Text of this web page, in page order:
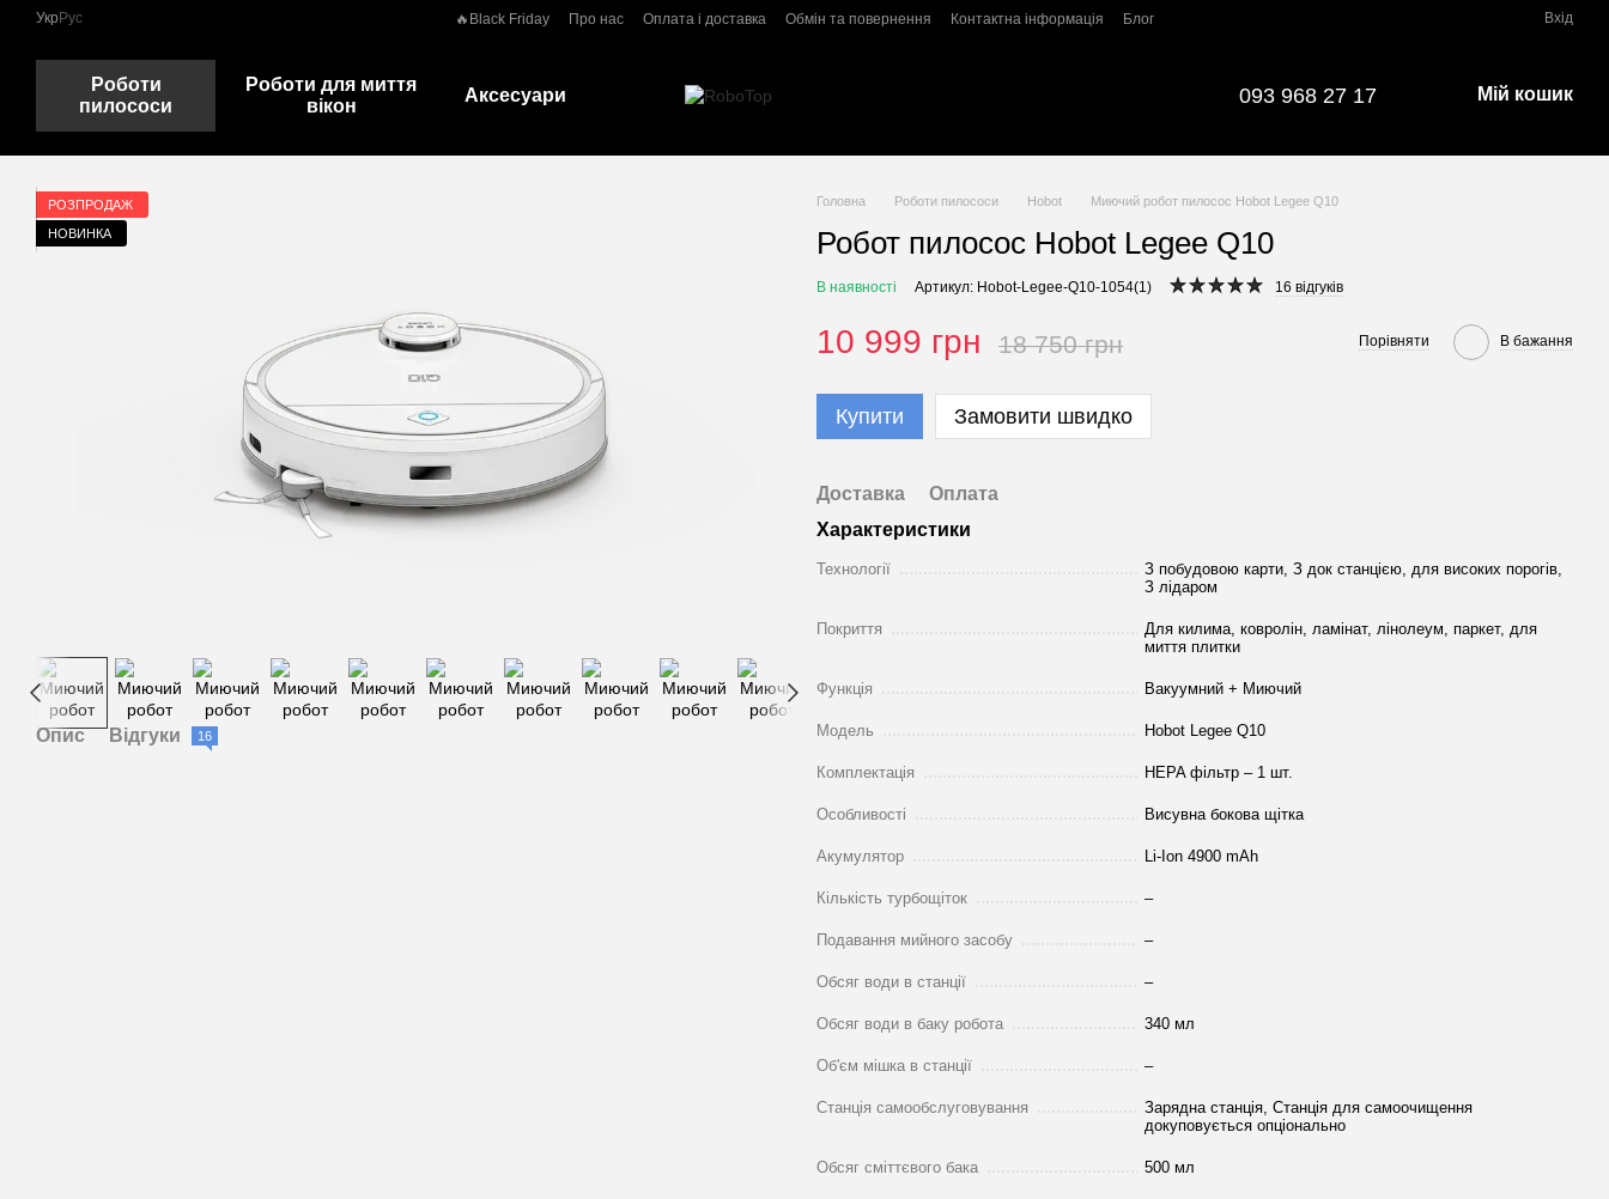
Перейти до основного контенту
Укр Рус 🔥Black Friday Про нас Оплата і доставка Обмін та повернення Контактна інформація Блог Вхід
Роботи
пилососи
Роботи для миття
вікон
Аксесуари 093 968 27 17 Мій кошик
РОЗПРОДАЖ
НОВИНКА
Опис Відгуки 16
Головна Роботи пилососи Hobot Миючий робот пилосос Hobot Legee Q10
Робот пилосос Hobot Legee Q10
В наявності Артикул: Hobot-Legee-Q10-1054(1) 16 відгуків
10 999 грн 18 750 грн Порівняти В бажання
Купити Замовити швидко
Доставка
Оплата
Характеристики
Технології
З побудовою карти, З док станцією, для високих порогів,
З лідаром
Покриття
Для килима, ковролін, ламінат, лінолеум, паркет, для
миття плитки
Функція Вакуумний + Миючий
Модель Hobot Legee Q10
Комплектація HEPA фільтр – 1 шт.
Особливості Висувна бокова щітка
Акумулятор Li-Ion 4900 mAh
Кількість турбощіток –
Подавання мийного засобу –
Обсяг води в станції –
Обсяг води в баку робота 340 мл
Об'єм мішка в станції –
Станція самообслуговування
Зарядна станція, Станція для самоочищення
докуповується опціонально
Обсяг сміттєвого бака 500 мл